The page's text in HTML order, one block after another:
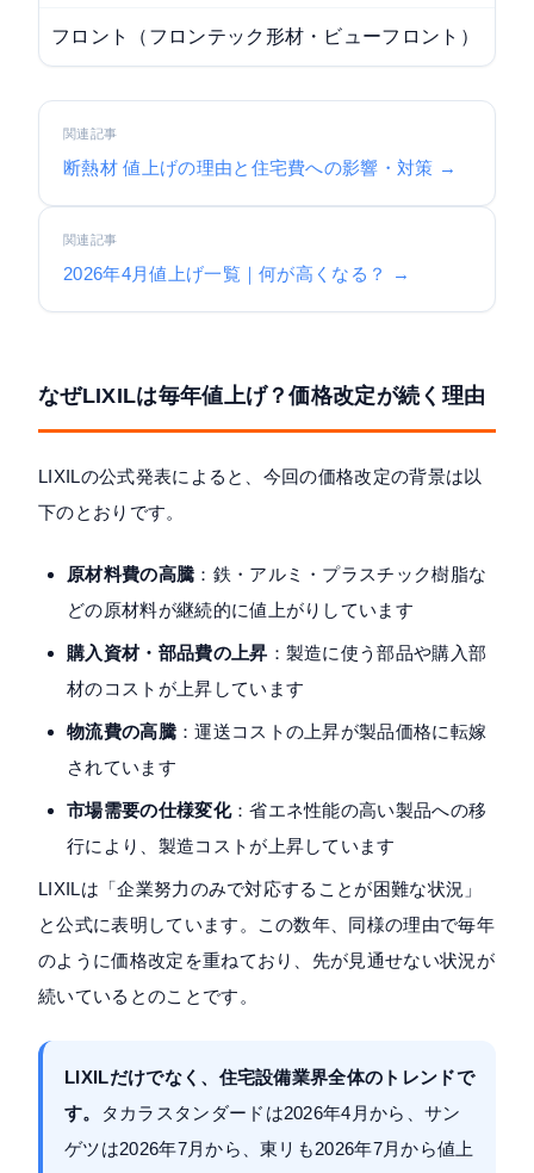
フロント（フロンテック形材・ビューフロント）
関連記事
断熱材 値上げの理由と住宅費への影響・対策 →
関連記事
2026年4月値上げ一覧｜何が高くなる？ →
なぜLIXILは毎年値上げ？価格改定が続く理由
LIXILの公式発表によると、今回の価格改定の背景は以
下のとおりです。
原材料費の高騰 ：鉄・アルミ・プラスチック樹脂な
どの原材料が継続的に値上がりしています
購入資材・部品費の上昇 ：製造に使う部品や購入部
材のコストが上昇しています
物流費の高騰：運送コストの上昇が製品価格に転嫁
されています
市場需要の仕様変化：省エネ性能の高い製品への移
行により、製造コストが上昇しています
LIXILは「企業努力のみで対応することが困難な状況」
と公式に表明しています。この数年、同様の理由で毎年
のように価格改定を重ねており、先が見通せない状況が
続いているとのことです。
LIXILだけでなく、住宅設備業界全体のトレンドで
す。
タカラスタンダードは2026年4月から、サン
ゲツは2026年7月から、東リも2026年7月から値上